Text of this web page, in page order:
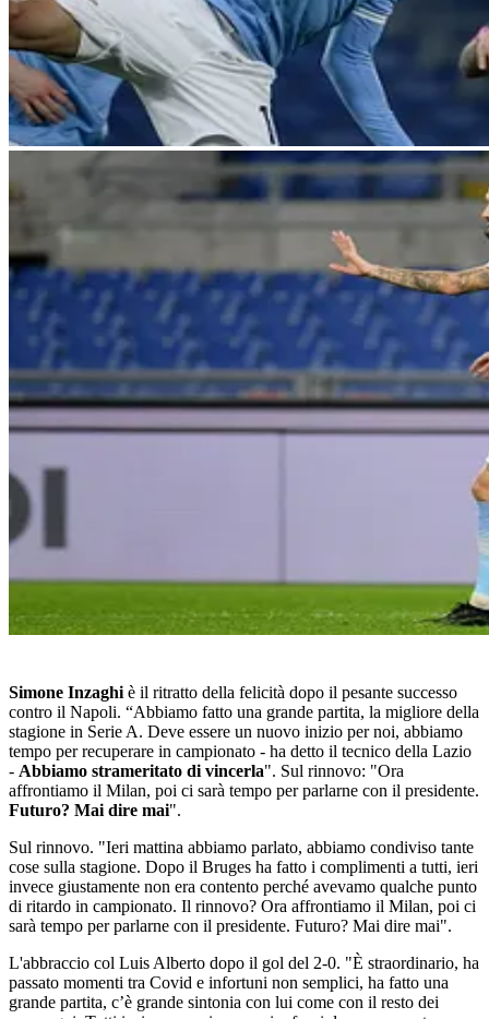
Simone Inzaghi è il ritratto della felicità dopo il pesante successo
contro il Napoli. “Abbiamo fatto una grande partita, la migliore della
stagione in Serie A. Deve essere un nuovo inizio per noi, abbiamo
tempo per recuperare in campionato - ha detto il tecnico della Lazio
- Abbiamo strameritato di vincerla". Sul rinnovo: "Ora
affrontiamo il Milan, poi ci sarà tempo per parlarne con il presidente.
Futuro? Mai dire mai".
Sul rinnovo. "Ieri mattina abbiamo parlato, abbiamo condiviso tante
cose sulla stagione. Dopo il Bruges ha fatto i complimenti a tutti, ieri
invece giustamente non era contento perché avevamo qualche punto
di ritardo in campionato. Il rinnovo? Ora affrontiamo il Milan, poi ci
sarà tempo per parlarne con il presidente. Futuro? Mai dire mai".
L'abbraccio col Luis Alberto dopo il gol del 2-0. "È straordinario, ha
passato momenti tra Covid e infortuni non semplici, ha fatto una
grande partita, c’è grande sintonia con lui come con il resto dei